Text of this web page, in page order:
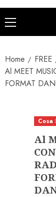
Menu
principale
Home FREE
Al MEET
FORMAT
Cosa
Al